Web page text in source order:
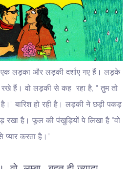
लड़का और लड़की दर्शाए गए हैं। लड़के
हैं। वो लड़की से कह रहा है, " तुम तो
बारिश हो रही है। लड़की ने छड़ी पकड़
है। फूल की पंखुड़ियों पे लिखा है "वो
प्यार करता है।"